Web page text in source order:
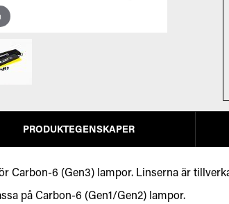
Carbon-6 (Gen3) lampor. Linserna är
på Carbon-6 (Gen1/Gen2) lampor.
PRODUKTEGENSKAPER